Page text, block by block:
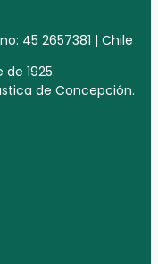
45 2657381 | Chile
1925.
de Concepción.